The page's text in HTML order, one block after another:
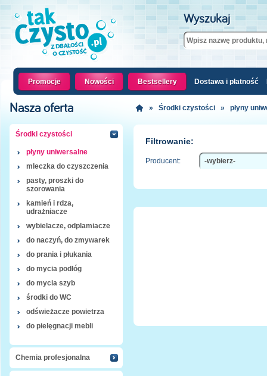
Wyszukaj
Promocje Nowości Bestsellery Dostawa i płatność
Nasza oferta
Środki czystości
płyny uniwersalne
mleczka do czyszczenia
pasty, proszki do
szorowania
kamień i rdza,
udrażniacze
wybielacze, odplamiacze
do naczyń, do zmywarek
do prania i płukania
do mycia podłóg
do mycia szyb
środki do WC
odświeżacze powietrza
do pielęgnacji mebli
Chemia profesjonalna
» Środki czystości » płyny
Filtrowanie:
Producent: